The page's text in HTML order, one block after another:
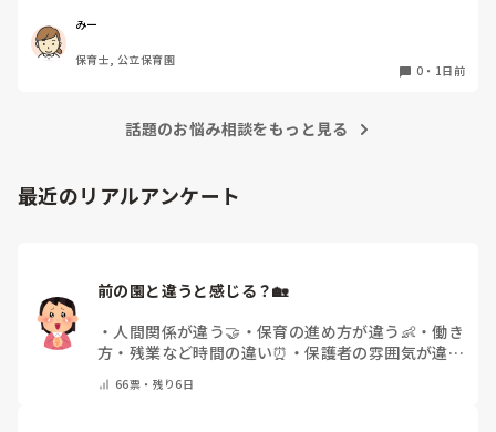
椅子に座って作業をすれば？
と、園で言われました。
なので、子ども椅子程度の高さの踏み台に座って、試してみ
ただじっと座っていても、5分も座ればお尻に痛みがきま
体をひねる、少し立ち上がる、体を折りたたむような姿勢に
腰痛、膝痛お持ちの方は、どの程度の痛みで働かれているの
でしょうか。
痛みには強い方と思っていました。
4月から私への執着が強かったのですが、特に寝かしつけの
時に私がそばに行かないと繰り返し大きい声で呼んだり私が
寝かしつけしている子にちょっかいを出したり、何回もトイ
パンツで寝れる子が増えてきて、寝かしつけの時にトイレに
しかし寝かしつけに入る前にトイレでしっかり排尿している
ので、その子には待っててねといい外に出ていました。今日
しているように見えると言われました。
日頃からそのことの関わりはしっかり持てるように意識はし
ていますが…
今後どのように関わっていけばいいのか悩んでいます。
みー
保育士, 公立保育園
0 ・ 1日前
話題のお悩み相談をもっと見る
最近のリアルアンケート
前の園と違うと感じる？🏡
・ 人間関係が違う🤝 ・ 保育の進め方が違う👶 ・働き
方・残業など時間の違い⏰ ・保護者の雰囲気が違う
で教えてください)
66票・ 残り6日